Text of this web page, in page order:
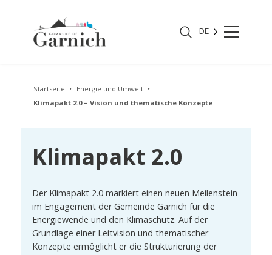
DE
Startseite
Energie und Umwelt
Klimapakt 2.0 – Vision und thematische Konzepte
Klimapakt 2.0
Der Klimapakt 2.0 markiert einen neuen Meilenstein
im Engagement der Gemeinde Garnich für die
Energiewende und den Klimaschutz. Auf der
Grundlage einer Leitvision und thematischer
Konzepte ermöglicht er die Strukturierung der